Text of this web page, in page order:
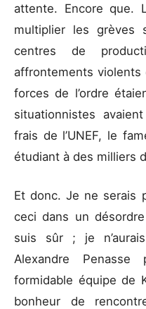
attente. Encore que.
multiplier les grèves
centres de
affrontements
forces de l’ordre
situationnistes
frais de l’UNEF, le
étudiant à des milliers
Et donc. Je ne serais
ceci dans un désordre
suis sûr ; je
Alexandre
formidable équipe de
bonheur de